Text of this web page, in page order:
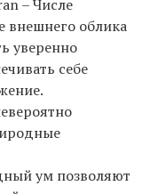
– Числе
внешнего облика
уверенно
себе
ум позволяют